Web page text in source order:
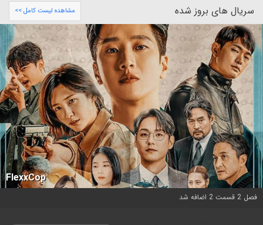
سریال های بروز شده مشاهده لیست کامل >>
FlexxCop
فصل 2 قسمت 2 اضافه شد